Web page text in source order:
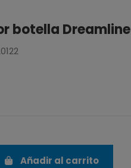
botella Dreamline
Añadir al carrito